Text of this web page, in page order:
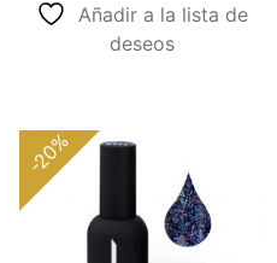
Añadir a la lista de
deseos
-20%